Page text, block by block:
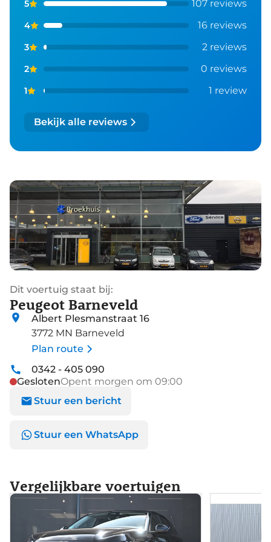
5 107 reviews
4 16 reviews
3 2 reviews
2 0 reviews
1 1 review
Bekijk alle reviews
Dit voertuig staat bij:
Peugeot Barneveld
Albert Plesmanstraat 16
3772 MN Barneveld
Plan route
0342 - 405 090
GeslotenOpent morgen om 09:00
Stuur een bericht
Stuur een WhatsApp
Vergelijkbare voertuigen